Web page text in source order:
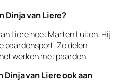
Dinja van Liere?
Liere heet Marten Luiten. Hij
paardensport. Ze delen
werken met paarden.
Dinja van Liere ook aan